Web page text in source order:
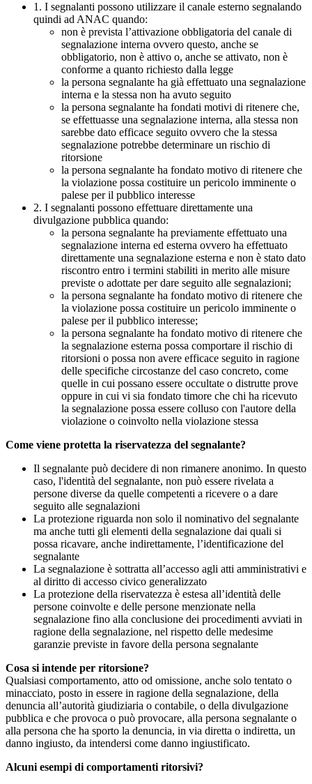
1. I segnalanti possono utilizzare il canale esterno segnalando
quindi ad ANAC quando:
non è prevista l’attivazione obbligatoria del canale di
segnalazione interna ovvero questo, anche se
obbligatorio, non è attivo o, anche se attivato, non è
conforme a quanto richiesto dalla legge
la persona segnalante ha già effettuato una segnalazione
interna e la stessa non ha avuto seguito
la persona segnalante ha fondati motivi di ritenere che,
se effettuasse una segnalazione interna, alla stessa non
sarebbe dato efficace seguito ovvero che la stessa
segnalazione potrebbe determinare un rischio di
ritorsione
la persona segnalante ha fondato motivo di ritenere che
la violazione possa costituire un pericolo imminente o
palese per il pubblico interesse
2. I segnalanti possono effettuare direttamente una
divulgazione pubblica quando:
la persona segnalante ha previamente effettuato una
segnalazione interna ed esterna ovvero ha effettuato
direttamente una segnalazione esterna e non è stato dato
riscontro entro i termini stabiliti in merito alle misure
previste o adottate per dare seguito alle segnalazioni;
la persona segnalante ha fondato motivo di ritenere che
la violazione possa costituire un pericolo imminente o
palese per il pubblico interesse;
la persona segnalante ha fondato motivo di ritenere che
la segnalazione esterna possa comportare il rischio di
ritorsioni o possa non avere efficace seguito in ragione
delle specifiche circostanze del caso concreto, come
quelle in cui possano essere occultate o distrutte prove
oppure in cui vi sia fondato timore che chi ha ricevuto
la segnalazione possa essere colluso con l'autore della
violazione o coinvolto nella violazione stessa
Come viene protetta la riservatezza del segnalante?
Il segnalante può decidere di non rimanere anonimo. In questo
caso, l'identità del segnalante, non può essere rivelata a
persone diverse da quelle competenti a ricevere o a dare
seguito alle segnalazioni
La protezione riguarda non solo il nominativo del segnalante
ma anche tutti gli elementi della segnalazione dai quali si
possa ricavare, anche indirettamente, l’identificazione del
segnalante
La segnalazione è sottratta all’accesso agli atti amministrativi e
al diritto di accesso civico generalizzato
La protezione della riservatezza è estesa all’identità delle
persone coinvolte e delle persone menzionate nella
segnalazione fino alla conclusione dei procedimenti avviati in
ragione della segnalazione, nel rispetto delle medesime
garanzie previste in favore della persona segnalante
Cosa si intende per ritorsione?
Qualsiasi comportamento, atto od omissione, anche solo tentato o
minacciato, posto in essere in ragione della segnalazione, della
denuncia all’autorità giudiziaria o contabile, o della divulgazione
pubblica e che provoca o può provocare, alla persona segnalante o
alla persona che ha sporto la denuncia, in via diretta o indiretta, un
danno ingiusto, da intendersi come danno ingiustificato.
Alcuni esempi di comportamenti ritorsivi?